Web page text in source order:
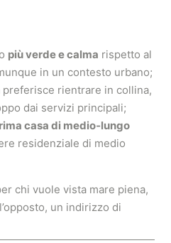
più verde e calma rispetto al
in un contesto urbano;
preferisce rientrare in collina,
dai servizi principali;
casa di medio‑lungo
residenziale di medio
chi vuole vista mare piena,
un indirizzo di